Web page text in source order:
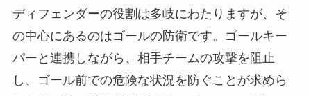
ディフェンダーの役割は多岐にわたりますが、そ
の中心にあるのはゴールの防衛です。ゴールキー
パーと連携しながら、相手チームの攻撃を阻止
し、ゴール前での危険な状況を防ぐことが求めら